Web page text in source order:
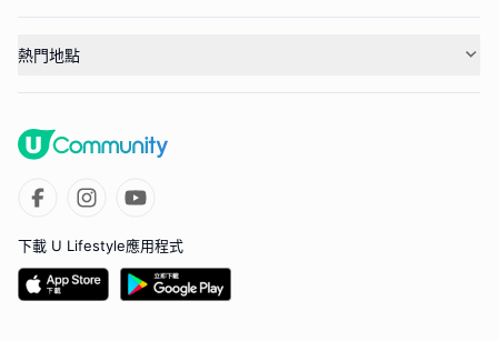
熱門地點
下載 U Lifestyle應用程式